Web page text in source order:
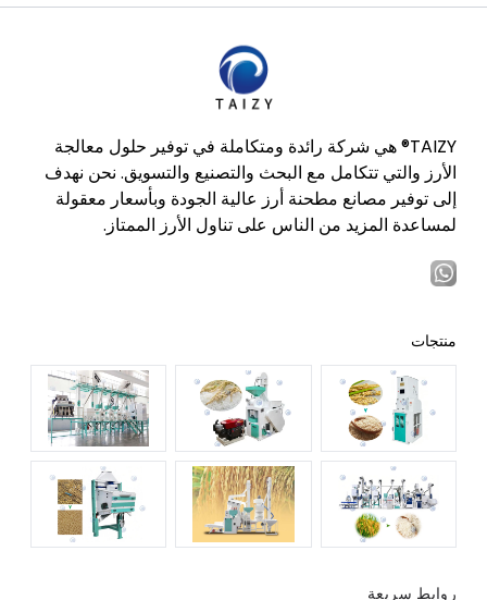
TAIZY® هي شركة رائدة ومتكاملة في توفير حلول معالجة
الأرز والتي تتكامل مع البحث والتصنيع والتسويق. نحن نهدف
إلى توفير مصانع مطحنة أرز عالية الجودة وبأسعار معقولة
لمساعدة المزيد من الناس على تناول الأرز الممتاز.
منتجات
روابط سريعة